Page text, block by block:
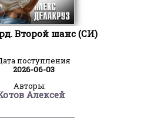
Второй шанс (СИ)
поступления
2026-06-03
Авторы:
Алексей